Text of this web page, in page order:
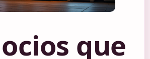
que